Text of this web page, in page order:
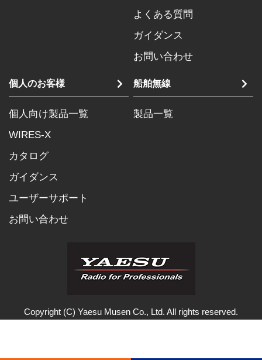
よくある質問
ガイダンス
お問い合わせ
個人のお客様
個人向け製品一覧
WIRES-X
カタログ
ガイダンス
ユーザーサポート
お問い合わせ
船舶無線
製品一覧
Copyright (C) Yaesu Musen Co., Ltd. All rights reserved.